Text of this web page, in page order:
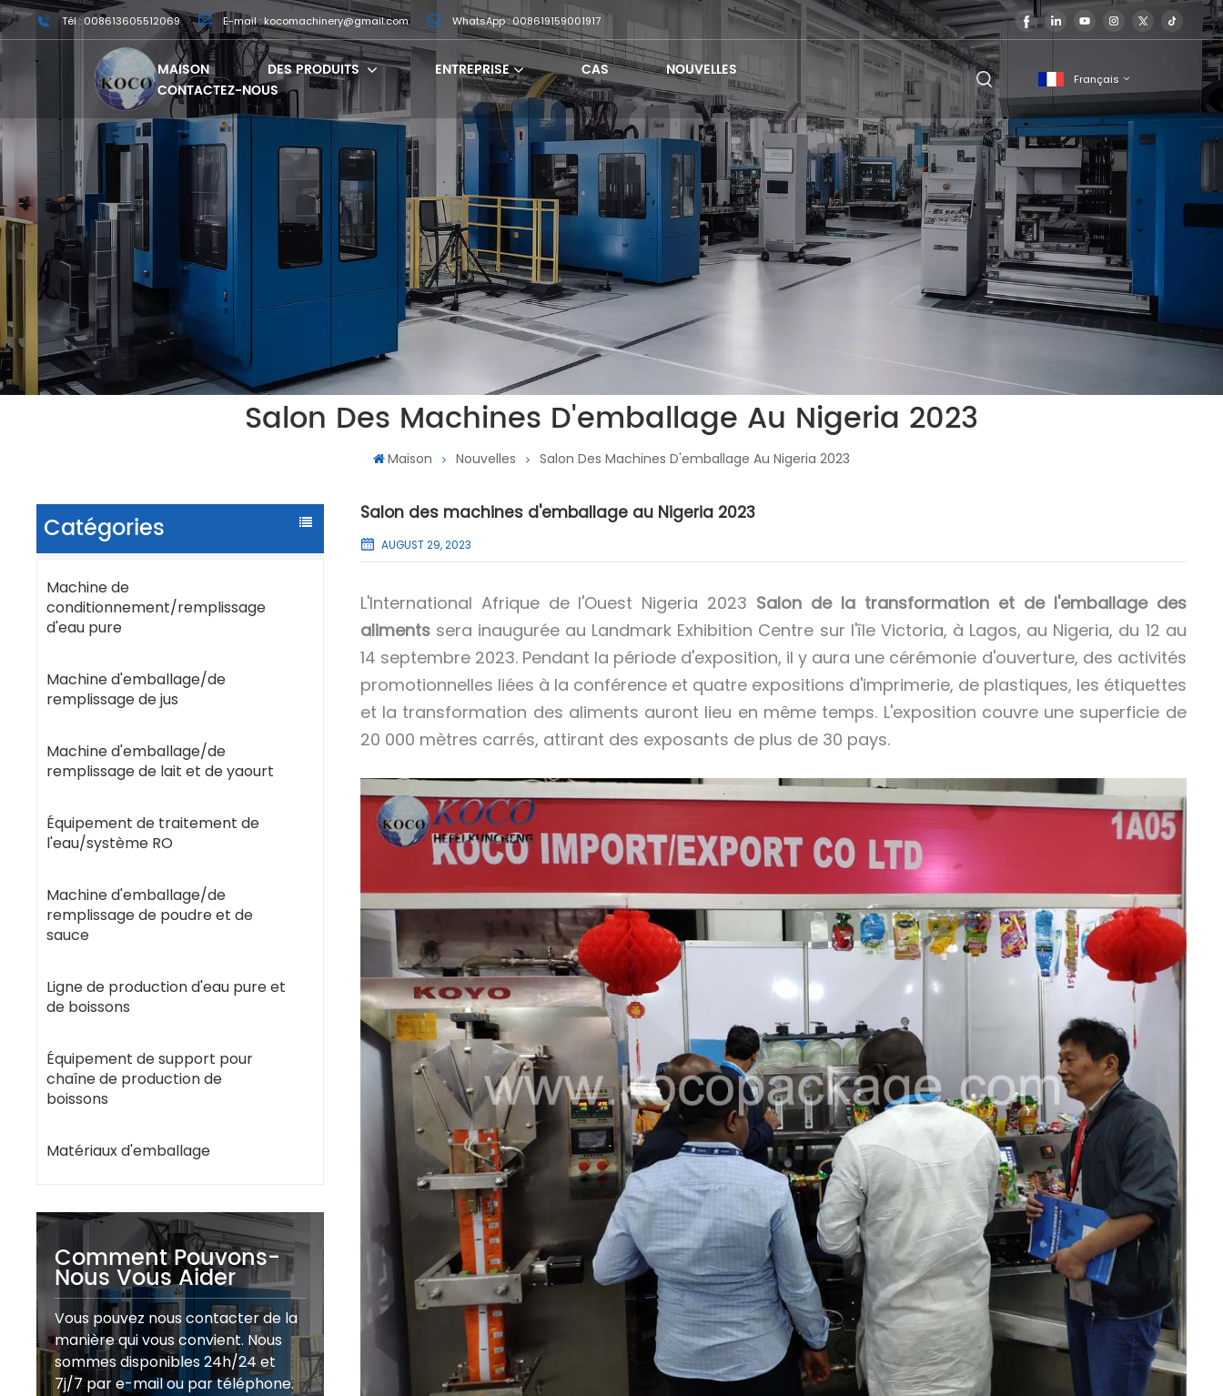
Tél : 008613605512069 E-mail : kocomachinery@gmail.com WhatsApp : 008619159001917
MAISON DES PRODUITS ENTREPRISE CAS
NOUVELLES
CONTACTEZ-NOUS
Français
English
français
Salon Des Machines D'emballage Au Nigeria 2023
Maison Nouvelles Salon Des Machines D'emballage Au Nigeria 2023
Catégories
Machine de
conditionnement/remplissage
d'eau pure
Machine d'emballage/de
remplissage de jus
Machine d'emballage/de
remplissage de lait et de yaourt
Équipement de traitement de
l'eau/système RO
Machine d'emballage/de
remplissage de poudre et de
sauce
Ligne de production d'eau pure et
de boissons
Équipement de support pour
chaîne de production de
boissons
Matériaux d'emballage
Comment Pouvons-
Nous Vous Aider
Vous pouvez nous contacter de la
manière qui vous convient. Nous
sommes disponibles 24h/24 et
7j/7 par e-mail ou par téléphone.
Salon des machines d'emballage au Nigeria 2023
AUGUST 29, 2023
L'International Afrique de l'Ouest Nigeria 2023 Salon de la transformation et de l'emballage des
alimentssera inaugurée au Landmark Exhibition Centre sur l'île Victoria, à Lagos, au Nigeria, du 12 au
14 septembre 2023. Pendant la période d'exposition, il y aura une cérémonie d'ouverture, des activités
promotionnelles liées à la conférence et quatre expositions d'imprimerie, de plastiques, les étiquettes
et la transformation des aliments auront lieu en même temps. L'exposition couvre une superficie de
20 000 mètres carrés, attirant des exposants de plus de 30 pays.